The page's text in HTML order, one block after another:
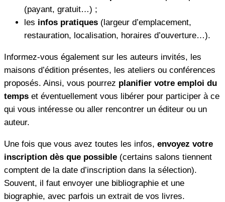
(payant, gratuit…) ;
les infos pratiques (largeur d’emplacement,
restauration, localisation, horaires d’ouverture…).
Informez-vous également sur les auteurs invités, les
maisons d’édition présentes, les ateliers ou conférences
proposés. Ainsi, vous pourrez planifier votre emploi du
temps et éventuellement vous libérer pour participer à ce
qui vous intéresse ou aller rencontrer un éditeur ou un
auteur.
Une fois que vous avez toutes les infos, envoyez votre
inscription dès que possible (certains salons tiennent
comptent de la date d’inscription dans la sélection).
Souvent, il faut envoyer une bibliographie et une
biographie, avec parfois un extrait de vos livres.